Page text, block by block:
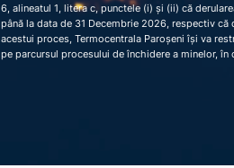
6, alineatul 1, litera c, punctele (i) și (ii) că
până la data de 31 Decembrie 2026, respectiv că
acestui proces, Termocentrala Paroșeni își va
pe parcursul procesului de închidere a minelor,